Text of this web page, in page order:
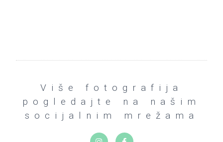
Više fotografija
pogledajte na našim
socijalnim mrežama